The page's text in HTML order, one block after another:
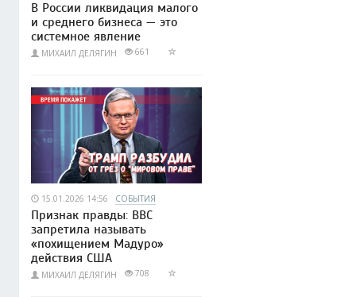
В России ликвидация малого
и среднего бизнеса — это
системное явление
МИХАИЛ ДЕЛЯГИН 661
15.01.2026 14:56 СОБЫТИЯ
Признак правды: BBC
запретила называть
«похищением Мадуро»
действия США
МИХАИЛ ДЕЛЯГИН 708